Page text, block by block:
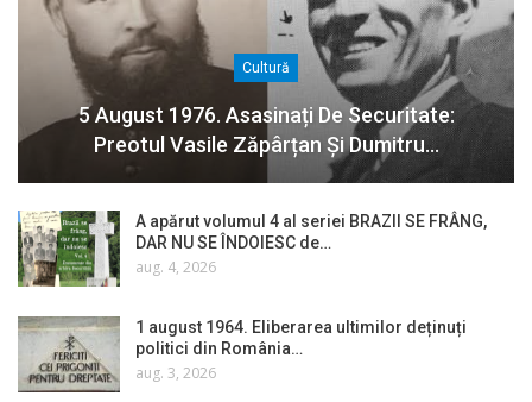
Cultură
5 August 1976. Asasinați De Securitate:
Preotul Vasile Zăpârțan Și Dumitru…
A apărut volumul 4 al seriei BRAZII SE FRÂNG,
DAR NU SE ÎNDOIESC de…
aug. 4, 2026
1 august 1964. Eliberarea ultimilor deținuți
politici din România…
aug. 3, 2026